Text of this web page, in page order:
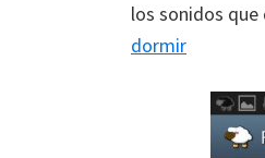
los sonidos que
dormir